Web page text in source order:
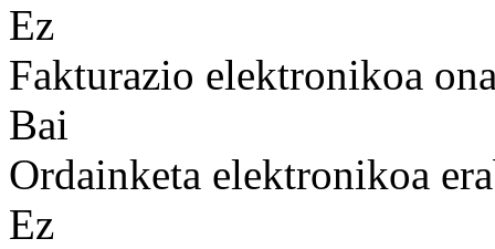
Ez
Fakturazio elektronikoa
Bai
Ordainketa elektronikoa
Ez